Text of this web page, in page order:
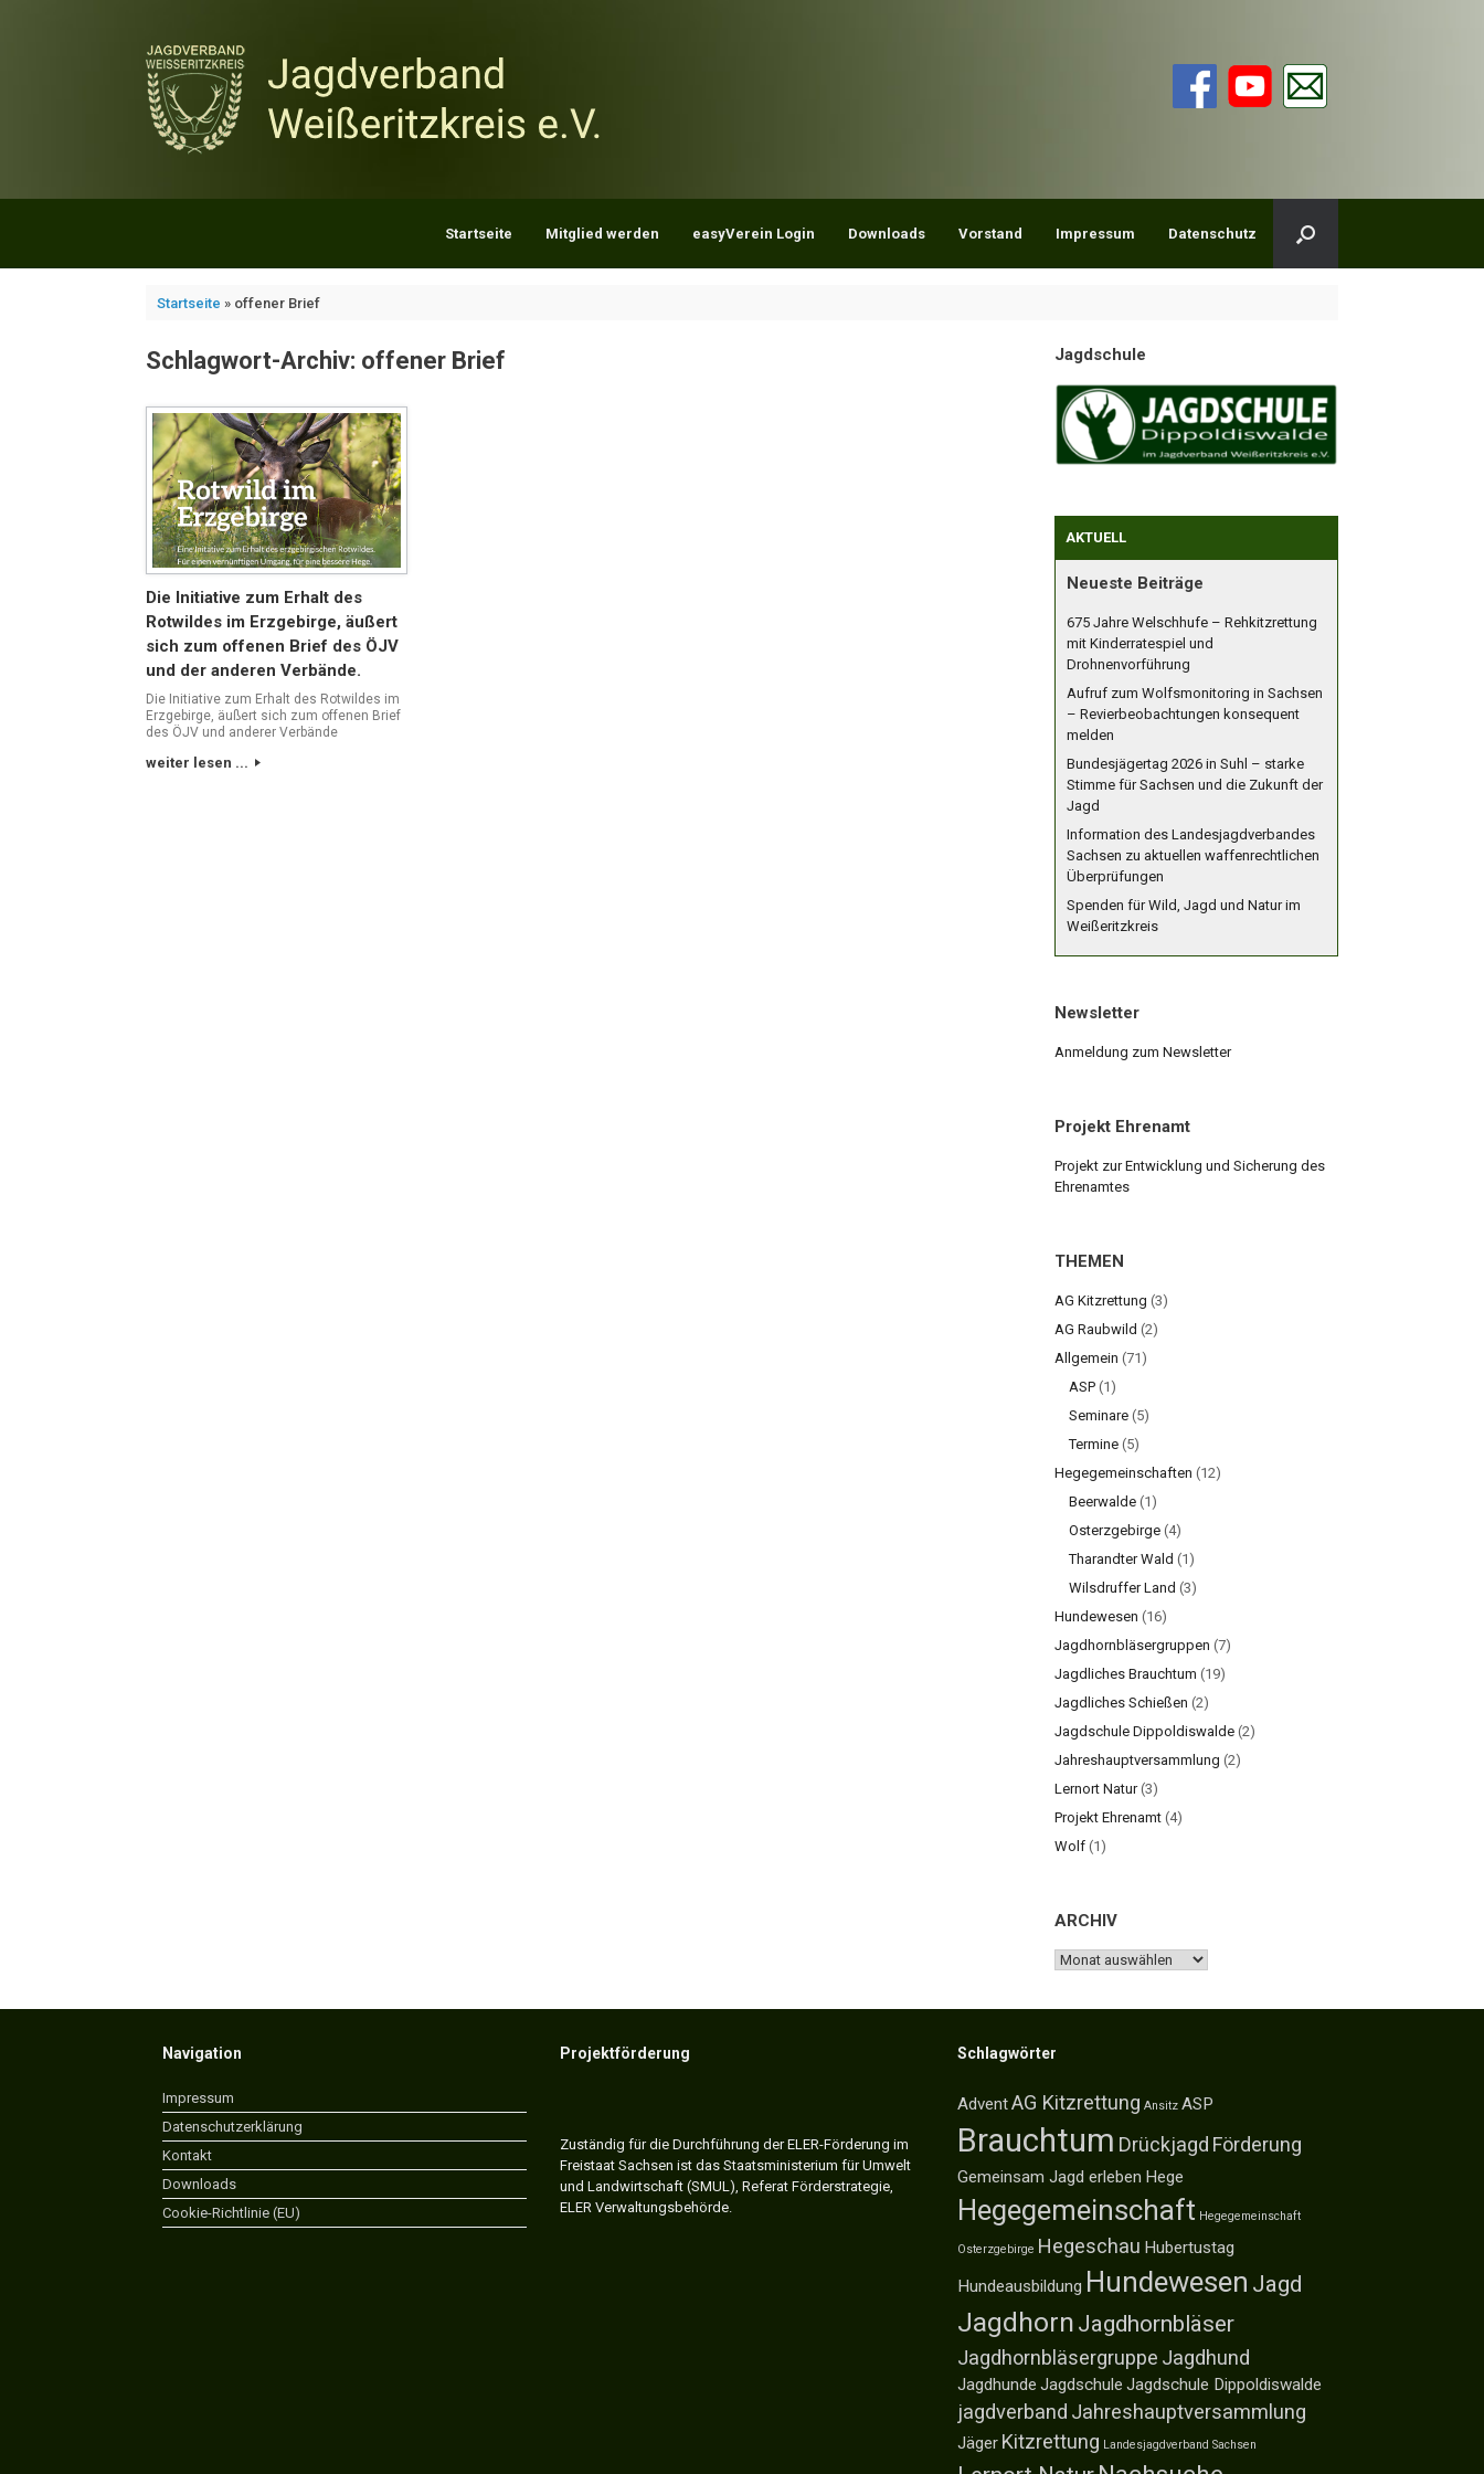
Startseite Mitglied werden easyVerein Login Downloads Vorstand Impressum Datenschutz
Startseite » offener Brief
Schlagwort-Archiv: offener Brief
Die Initiative zum Erhalt des
Rotwildes im Erzgebirge, äußert
sich zum offenen Brief des ÖJV
und der anderen Verbände.
Die Initiative zum Erhalt des Rotwildes im
Erzgebirge, äußert sich zum offenen Brief
des ÖJV und anderer Verbände
weiter lesen ...
Jagdschule
AKTUELL
Neueste Beiträge
675 Jahre Welschhufe – Rehkitzrettung
mit Kinderratespiel und
Drohnenvorführung
Aufruf zum Wolfsmonitoring in Sachsen
– Revierbeobachtungen konsequent
melden
Bundesjägertag 2026 in Suhl – starke
Stimme für Sachsen und die Zukunft der
Jagd
Information des Landesjagdverbandes
Sachsen zu aktuellen waffenrechtlichen
Überprüfungen
Spenden für Wild, Jagd und Natur im
Weißeritzkreis
Newsletter
Anmeldung zum Newsletter
Projekt Ehrenamt
Projekt zur Entwicklung und Sicherung des
Ehrenamtes
THEMEN
AG Kitzrettung (3)
AG Raubwild (2)
Allgemein (71)
ASP (1)
Seminare (5)
Termine (5)
Hegegemeinschaften (12)
Beerwalde (1)
Osterzgebirge (4)
Tharandter Wald (1)
Wilsdruffer Land (3)
Hundewesen (16)
Jagdhornbläsergruppen (7)
Jagdliches Brauchtum (19)
Jagdliches Schießen (2)
Jagdschule Dippoldiswalde (2)
Jahreshauptversammlung (2)
Lernort Natur(3)
Projekt Ehrenamt (4)
Wolf (1)
ARCHIV
ARCHIV
Navigation
Impressum
Datenschutzerklärung
Kontakt
Downloads
Cookie-Richtlinie (EU)
Projektförderung
Zuständig für die Durchführung der ELER-Förderung im
Freistaat Sachsen ist das Staatsministerium für Umwelt
und Landwirtschaft (SMUL), Referat Förderstrategie,
ELER Verwaltungsbehörde.
Schlagwörter
AdventAG Kitzrettung Ansitz ASP
Brauchtum Drückjagd Förderung
Gemeinsam Jagd erleben Hege
Hegegemeinschaft Hegegemeinschaft
Osterzgebirge Hegeschau Hubertustag
Hundeausbildung Hundewesen Jagd
Jagdhorn Jagdhornbläser
Jagdhornbläsergruppe Jagdhund
Jagdhunde Jagdschule Jagdschule Dippoldiswalde
jagdverband Jahreshauptversammlung
Jäger Kitzrettung Landesjagdverband Sachsen